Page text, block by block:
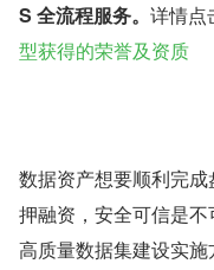
S 全流程服务。 详情点
型获得的荣誉及资质
数据资产想要顺利完
押融资，安全可信是
高质量数据集建设实